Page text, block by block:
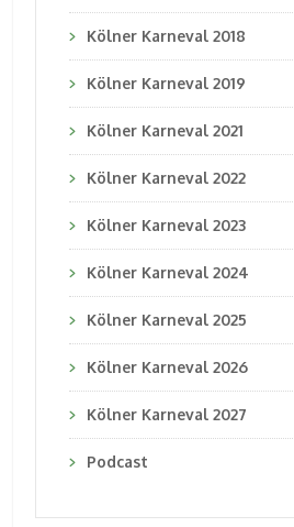
Kölner Karneval 2018
Kölner Karneval 2019
Kölner Karneval 2021
Kölner Karneval 2022
Kölner Karneval 2023
Kölner Karneval 2024
Kölner Karneval 2025
Kölner Karneval 2026
Kölner Karneval 2027
Podcast